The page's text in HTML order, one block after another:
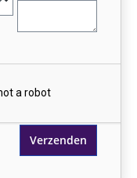
Verzenden